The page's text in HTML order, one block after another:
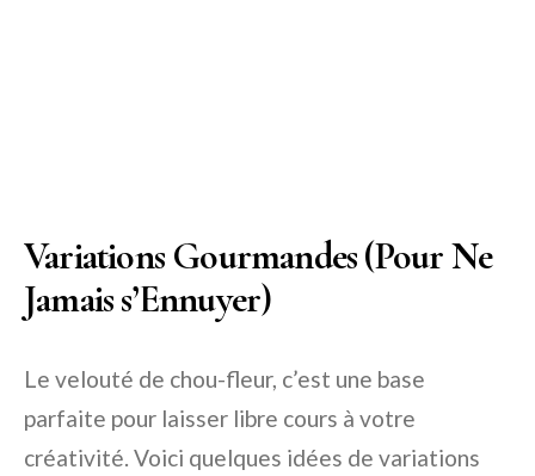
Variations Gourmandes (Pour Ne
Jamais s’Ennuyer)
Le velouté de chou-fleur, c’est une base
parfaite pour laisser libre cours à votre
créativité. Voici quelques idées de variations